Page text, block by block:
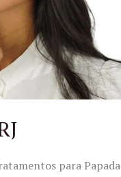
para Papada